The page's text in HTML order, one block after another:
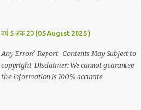
अतिथि के रूप में बाबा बालक नाथ विधायक अलवर, राजेंद्र
पर्यावरण अभियान के जिला संयोजक पवन मावडिया उपस्थित
रहेंगे। Contents May Subject to copyright
Disclaimer: We cannot guarantee the
वर्ष 5 अंक 20 (05 August 2025 )
Any Error? Report Contents May Subject to
copyright Disclaimer: We cannot guarantee
the information is 100% accurate